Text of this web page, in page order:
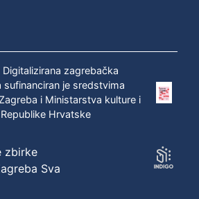
Digitalizirana zagrebačka
sufinanciran je sredstvima
i Ministarstva kulture i
Hrvatske
zbirke
Sva